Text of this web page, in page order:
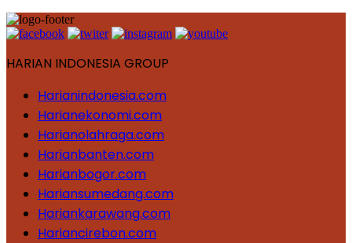
HARIAN INDONESIA GROUP
Harianindonesia.com
Harianekonomi.com
Harianolahraga.com
Harianbanten.com
Harianbogor.com
Hariansumedang.com
Hariankarawang.com
Hariancirebon.com